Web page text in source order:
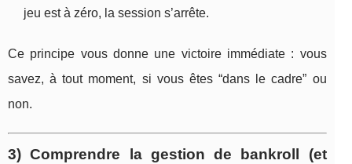
jeu est à zéro, la session s’arrête.
Ce principe vous donne une victoire immédiate : vous
savez, à tout moment, si vous êtes “dans le cadre” ou
non.
3) Comprendre la gestion de bankroll (et